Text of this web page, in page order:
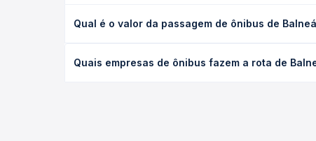
serviço (convencional, executivo ou leito) e as
Qual é o valor da passagem de ônibus de
viagem, a empresa, o tipo de poltrona e a
Quais empresas de ônibus fazem a rota de